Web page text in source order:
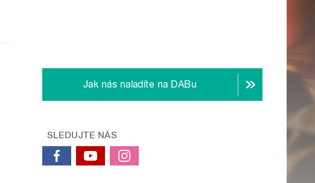
Jak nás naladíte na DABu
SLEDUJTE NÁS